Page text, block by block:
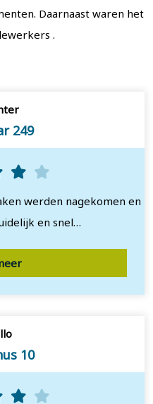
Daarnaast waren het
.
249
werden nagekomen en
en snel…
10